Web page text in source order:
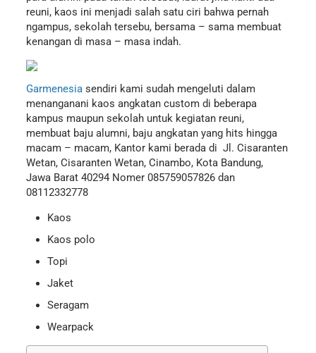
reuni, kaos ini menjadi salah satu ciri bahwa pernah
ngampus, sekolah tersebu, bersama – sama membuat
kenangan di masa – masa indah.
Garmenesiasendiri kami sudah mengeluti dalam
menanganani kaos angkatan custom di beberapa
kampus maupun sekolah untuk kegiatan reuni,
membuat baju alumni, baju angkatan yang hits hingga
macam – macam, Kantor kami berada di Jl. Cisaranten
Wetan, Cisaranten Wetan, Cinambo, Kota Bandung,
Jawa Barat 40294 Nomer 085759057826 dan
08112332778
Kaos
Kaos polo
Topi
Jaket
Seragam
Wearpack